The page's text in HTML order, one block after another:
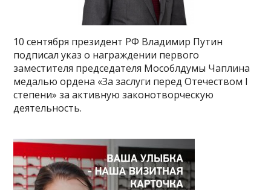
10 сентября президент РФ Владимир Путин
подписал указ о награждении первого
заместителя председателя Мособлдумы Чаплина
медалью ордена «За заслуги перед Отечеством I
степени» за активную законотворческую
деятельность.